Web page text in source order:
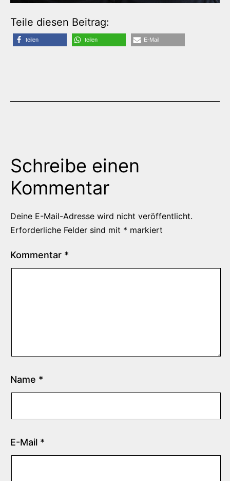
Teile diesen Beitrag:
teilen teilen E-Mail
Schreibe einen
Kommentar
Deine E-Mail-Adresse wird nicht veröffentlicht.
Erforderliche Felder sind mit * markiert
Kommentar *
Name *
E-Mail *